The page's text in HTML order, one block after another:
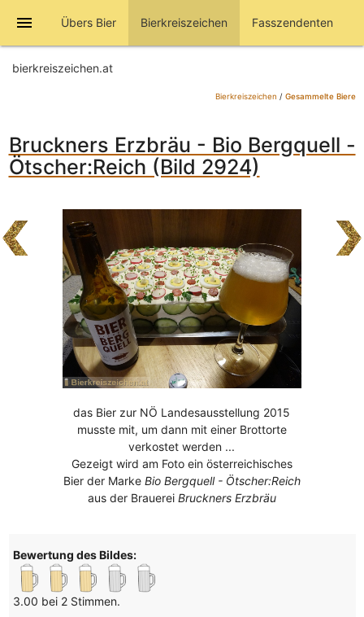
menu Übers Bier Bierkreiszeichen Fasszendenten
bierkreiszeichen.at
Bierkreiszeichen / Gesammelte Biere
Bruckners Erzbräu - Bio Bergquell -
Ötscher:Reich (Bild 2924)
das Bier zur NÖ Landesausstellung 2015
musste mit, um dann mit einer Brottorte
verkostet werden ...
Gezeigt wird am Foto ein österreichisches
Bier der Marke Bio Bergquell - Ötscher:Reich
aus der Brauerei Bruckners Erzbräu
Bewertung des Bildes:
3.00 bei 2 Stimmen.